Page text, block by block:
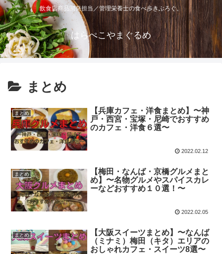
飲食店商品開発担当／管理栄養士の食べ歩きぶろぐ。
はらぺこやまぐるめ
まとめ
まとめ
【兵庫カフェ・洋食まとめ】〜神
戸・西宮・宝塚・尼崎でおすすめ
のカフェ・洋食６選〜
2022.02.12
まとめ
【梅田・なんば・京橋グルメまと
め】〜名物グルメやスパイスカレ
ーなどおすすめ１０選！〜
2022.02.05
まとめ
【大阪スイーツまとめ】〜なんば
（ミナミ）梅田（キタ）エリアの
おしゃれカフェ・スイーツ8選〜